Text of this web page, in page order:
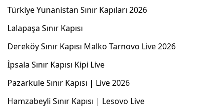
Türkiye Yunanistan Sınır Kapıları 2026
Lalapaşa Sınır Kapısı
Dereköy Sınır Kapısı Malko Tarnovo Live 2026
İpsala Sınır Kapısı Kipi Live
Pazarkule Sınır Kapısı | Live 2026
Hamzabeyli Sınır Kapısı | Lesovo Live